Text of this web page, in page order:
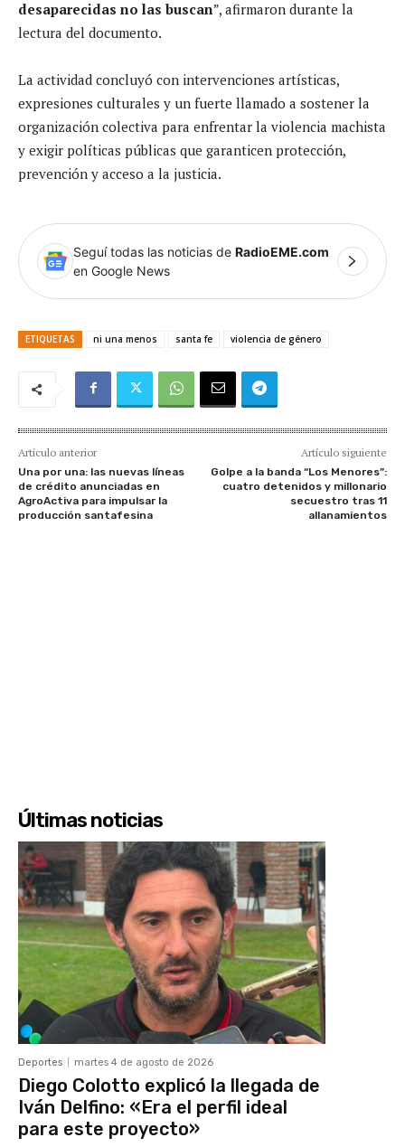
desaparecidas no las buscan”, afirmaron durante la
lectura del documento.
La actividad concluyó con intervenciones artísticas,
expresiones culturales y un fuerte llamado a sostener la
organización colectiva para enfrentar la violencia machista
y exigir políticas públicas que garanticen protección,
prevención y acceso a la justicia.
Seguí todas las noticias de RadioEME.com
en Google News
ETIQUETAS ni una menos santa fe violencia de género
Artículo anterior
Una por una: las nuevas líneas
de crédito anunciadas en
AgroActiva para impulsar la
producción santafesina
Artículo siguiente
Golpe a la banda “Los Menores”:
cuatro detenidos y millonario
secuestro tras 11
allanamientos
Últimas noticias
Deportes martes 4 de agosto de 2026
Diego Colotto explicó la llegada de
Iván Delfino: «Era el perfil ideal
para este proyecto»